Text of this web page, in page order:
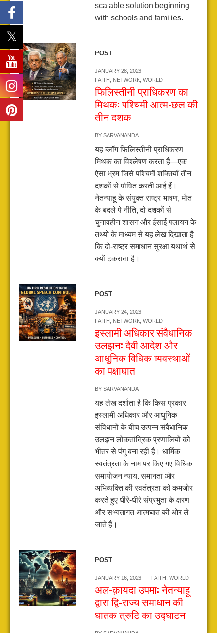
scalable solution beginning
with schools and families.
POST
JANUARY 28, 2026
FAITH
NETWORK, WORLD
फिलिस्तीनी प्राधिकरण का
मिथक: पश्चिमी आत्म-छल की
तीन दशक
BY SARVANANDA
यह ब्लॉग फिलिस्तीनी प्राधिकरण
मिथक का विश्लेषण करता है—एक
ऐसा भ्रम जिसे पश्चिमी शक्तियाँ तीन
दशकों से पोषित करती आई हैं।
नेतन्याहू के संयुक्त राष्ट्र भाषण, मौत
के बदले पे नीति, दो दशकों से
चुनावहीन शासन और ईसाई पलायन के
तथ्यों के माध्यम से यह लेख दिखाता है
कि दो-राष्ट्र समाधान सुरक्षा यथार्थ से
क्यों टकराता है।
POST
JANUARY 24, 2026
FAITH
NETWORK, WORLD
इस्लामी अधिकार संवैधानिक
उलझन: दैवी आदेश और
आधुनिक विधिक व्यवस्थाओं
का पक्षाघात
BY SARVANANDA
यह लेख दर्शाता है कि किस प्रकार
इस्लामी अधिकार और आधुनिक
संविधानों के बीच उत्पन्न संवैधानिक
उलझन लोकतांत्रिक प्रणालियों को
भीतर से पंगु बना रही है। धार्मिक
स्वतंत्रता के नाम पर किए गए विधिक
समायोजन न्याय, समानता और
अभिव्यक्ति की स्वतंत्रता को कमजोर
करते हुए धीरे-धीरे संप्रभुता के क्षरण
और सभ्यतागत आत्मघात की ओर ले
जाते हैं।
POST
JANUARY 16, 2026 FAITH WORLD
अल-क़ायदा उपमा: नेतन्याहू
द्वारा द्वि-राज्य समाधान की
घातक त्रुटि का उद्घाटन